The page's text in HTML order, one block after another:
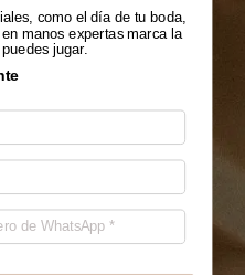
como el día de tu boda,
manos expertas marca la
jugar.